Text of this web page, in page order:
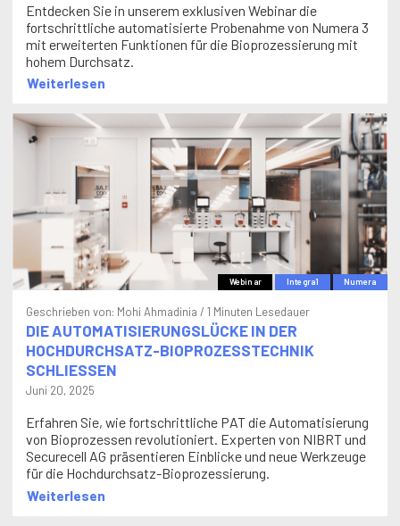
Entdecken Sie in unserem exklusiven Webinar die
fortschrittliche automatisierte Probenahme von Numera 3
mit erweiterten Funktionen für die Bioprozessierung mit
hohem Durchsatz.
Weiterlesen
Webinar Integra1 Numera
Geschrieben von: Mohi Ahmadinia / 1 Minuten Lesedauer
DIE AUTOMATISIERUNGSLÜCKE IN DER
HOCHDURCHSATZ-BIOPROZESSTECHNIK
SCHLIESSEN
Juni 20, 2025
Erfahren Sie, wie fortschrittliche PAT die Automatisierung
von Bioprozessen revolutioniert. Experten von NIBRT und
Securecell AG präsentieren Einblicke und neue Werkzeuge
für die Hochdurchsatz-Bioprozessierung.
Weiterlesen